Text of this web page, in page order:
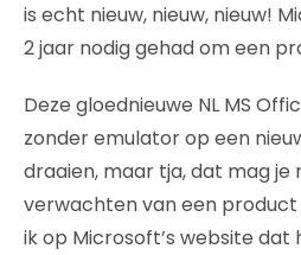
is echt nieuw, nieuw, nieuw!
2 jaar nodig gehad om een
Deze gloednieuwe NL MS
zonder emulator op een
draaien, maar tja, dat mag je
verwachten van een product
ik op Microsoft’s website dat